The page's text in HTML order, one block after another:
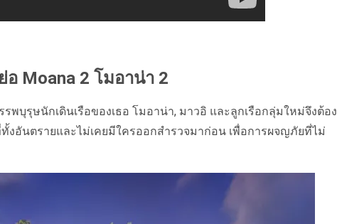
อ Moana 2 โมอาน่า 2
บุรุษนักเดินเรือของเธอ โมอาน่า, มาวอิ และลูกเรือกลุ่มใหม่จึงต้อง
ทั้งอันตรายและไม่เคยมีใครออกสำรวจมาก่อน เพื่อการผจญภัยที่ไม่